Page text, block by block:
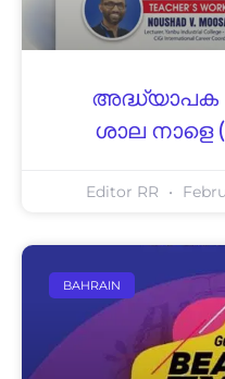
അദ്ധ്യാപക
ശാല നാളെ
Editor RR
BAHRAIN